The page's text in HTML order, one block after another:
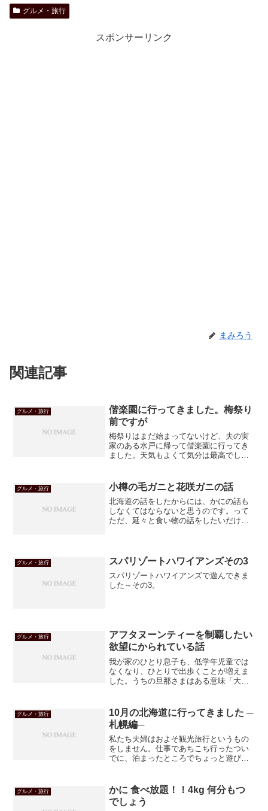
グルメ・旅行
スポンサーリンク
まみろう
関連記事
グルメ・旅行
偕楽園に行ってきました。梅祭り
前ですが
梅祭りはまだ始まってないけど、夫の実
家のある水戸に帰って偕楽園に行ってき
ました。天気もよくて気分は最高でし
グルメ・旅行 小樽の毛ガニと花咲ガニの話
北海道の話をしたからには、かにの話も
しなくてはならないと思うのです。って
ただ、延々と食い物の話をしたいだけじ
産にあちこちに送りました...
グルメ・旅行 スパリゾートハワイアンズその3
スパリゾートハワイアンズで遊んできま
した～その3。
グルメ・旅行
アフタヌーンティーを制覇したい
欲望にかられている話
我が家のひとり息子も、低学年児童では
なくなり、ひとりで出歩くことが増えま
した。うちの旦那さまはある意味「大き
ります。あなたいつもありがとう。ま、
もし怒り出したら黙らせ...
グルメ・旅行
10月の北海道に行ってきました ─
札幌編─
私たち夫婦はおよそ観光旅行というもの
をしません。仕事であちこち行ったつい
でに、泊まったところでちょっと遊び、
といえましょう。しかし子供が出来ると
ちょっと変わるもんですね...
グルメ・旅行
かに 食べ放題！！4kg 何分もつ
でしょう